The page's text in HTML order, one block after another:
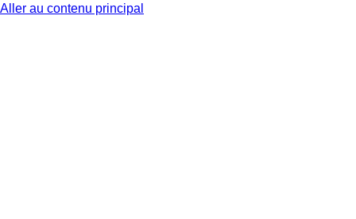
Aller au contenu principal